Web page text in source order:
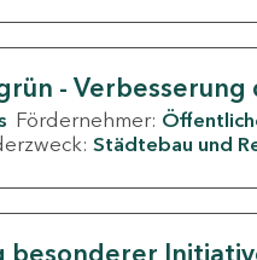
- Verbesserung
Fördernehmer:
Städtebau und